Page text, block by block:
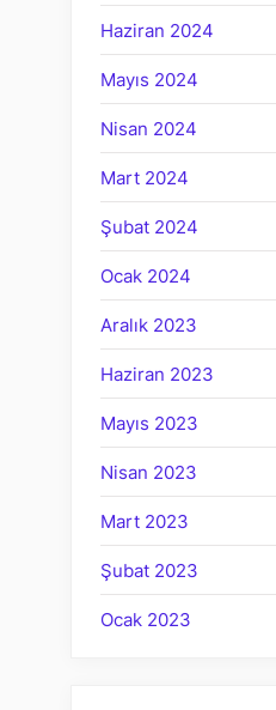
Haziran 2024
Mayıs 2024
Nisan 2024
Mart 2024
Şubat 2024
Ocak 2024
Aralık 2023
Haziran 2023
Mayıs 2023
Nisan 2023
Mart 2023
Şubat 2023
Ocak 2023